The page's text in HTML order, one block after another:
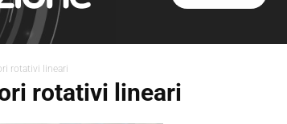
rotativi lineari
rotativi lineari